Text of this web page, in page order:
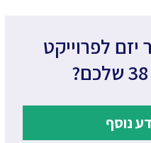
יזם לפרוייקט
נוסף